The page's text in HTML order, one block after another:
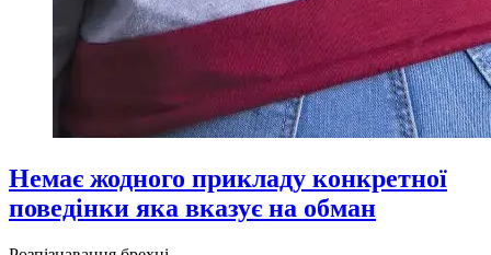
Немає жодного прикладу конкретної
поведінки яка вказує на обман